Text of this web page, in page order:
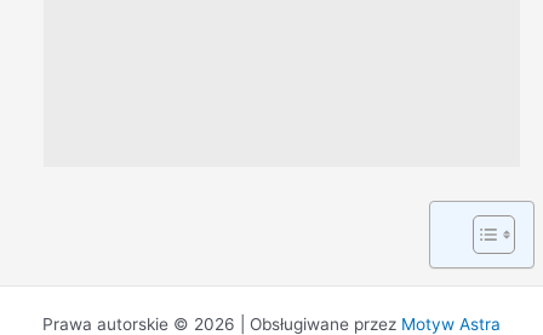
Prawa autorskie © 2026 | Obsługiwane przez Motyw Astra